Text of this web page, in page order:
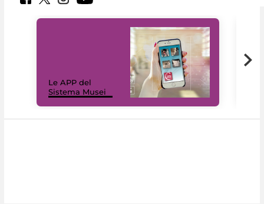
Le APP del
Sistema Musei